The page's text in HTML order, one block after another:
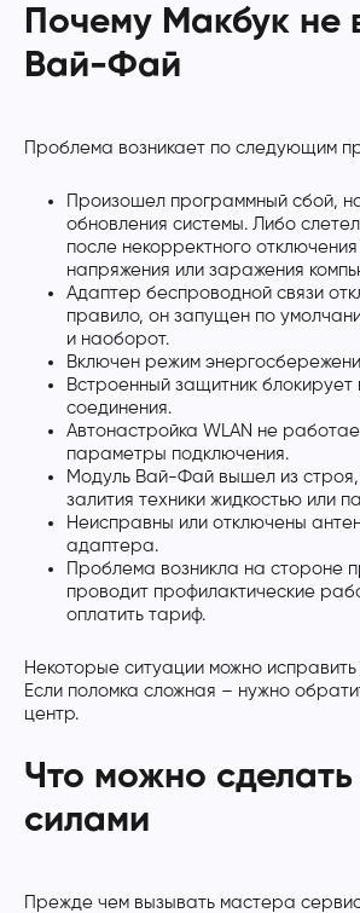
Почему Макбук не
Вай-Фай
Проблема возникает по следующим
Произошел программный сбой,
обновления системы. Либо
после некорректного
напряжения или заражения
Адаптер беспроводной связи
правило, он запущен по
и наоборот.
Включен режим
Встроенный защитник
соединения.
Автонастройка WLAN не
параметры подключения.
Модуль Вай-Фай вышел из
залития техники жидкостью или
Неисправны или отключены
адаптера.
Проблема возникла на стороне
проводит профилактические
оплатить тариф.
Некоторые ситуации можно исправить
Если поломка сложная – нужно
центр.
Что можно
силами
Прежде чем вызывать мастера